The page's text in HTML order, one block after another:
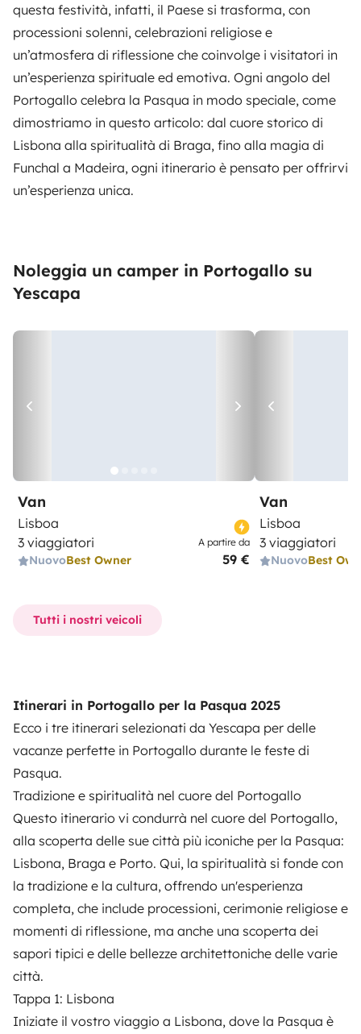
questa festività, infatti, il Paese si trasforma, con
processioni solenni, celebrazioni religiose e
un’atmosfera di riflessione che coinvolge i visitatori in
un’esperienza spirituale ed emotiva. Ogni angolo del
Portogallo celebra la Pasqua in modo speciale, come
dimostriamo in questo articolo: dal cuore storico di
Lisbona alla spiritualità di Braga, fino alla magia di
Funchal a Madeira, ogni itinerario è pensato per offrirvi
un’esperienza unica.
Noleggia un camper in Portogallo su
Yescapa
Van
Lisboa
3 viaggiatori
NuovoBest Owner
A partire da
59 €
Van
Lisboa
3 viaggiatori
NuovoBest
Tutti i nostri veicoli
Itinerari in Portogallo per la Pasqua 2025
Ecco i tre itinerari selezionati da Yescapa per delle
vacanze perfette in Portogallo durante le feste di
Pasqua.
Tradizione e spiritualità nel cuore del Portogallo
Questo itinerario vi condurrà nel cuore del Portogallo,
alla scoperta delle sue città più iconiche per la Pasqua:
Lisbona, Braga e Porto. Qui, la spiritualità si fonde con
la tradizione e la cultura, offrendo un'esperienza
completa, che include processioni, cerimonie religiose e
momenti di riflessione, ma anche una scoperta dei
sapori tipici e delle bellezze architettoniche delle varie
città.
Tappa 1: Lisbona
Iniziate il vostro viaggio a Lisbona, dove la Pasqua è